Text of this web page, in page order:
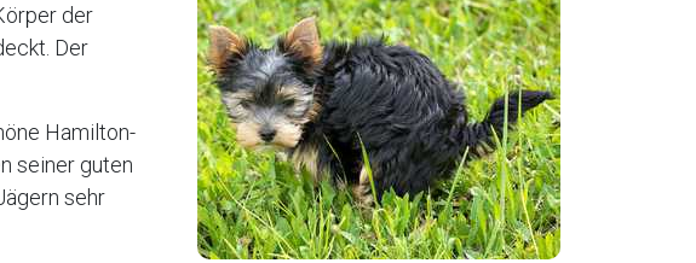
der
Der
Hamilton-
seiner guten
sehr